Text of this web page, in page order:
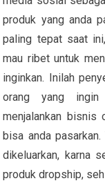
produk yang anda
paling tepat saat
mau ribet untuk
inginkan. Inilah
orang yang ingin
menjalankan bisnis
bisa anda
dikeluarkan, karna
produk dropship,